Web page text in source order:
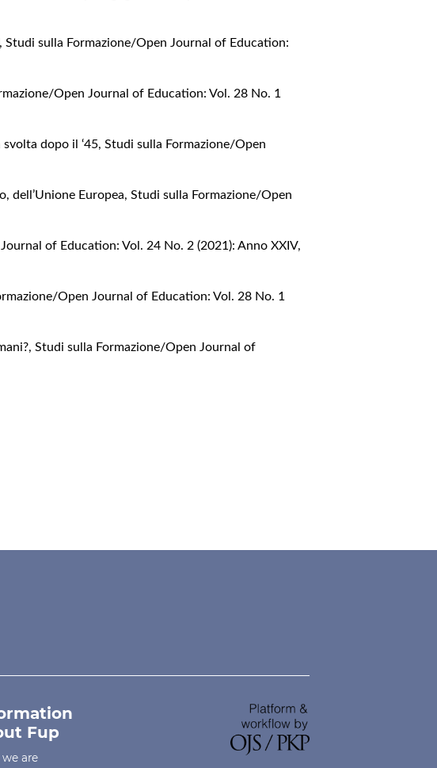
,Studi sulla Formazione/Open Journal of Education:
Open Journal of Education: Vol. 28 No. 1
svolta dopo il ‘45,Studi sulla Formazione/Open
dell’Unione Europea,Studi sulla Formazione/Open
of Education: Vol. 24 No. 2 (2021): Anno XXIV,
Open Journal of Education: Vol. 28 No. 1
,Studi sulla Formazione/Open Journal of
Fup
are